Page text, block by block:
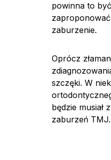
powinna to
zaburzenie.
Oprócz
szczęki. W
będzie musiał
zaburzeń TMJ.